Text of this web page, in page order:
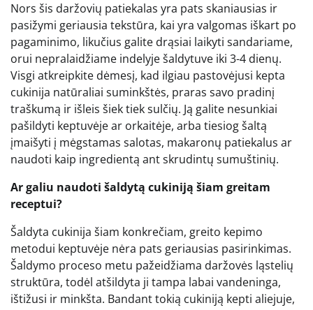
Nors šis daržovių patiekalas yra pats skaniausias ir
pasižymi geriausia tekstūra, kai yra valgomas iškart po
pagaminimo, likučius galite drąsiai laikyti sandariame,
orui nepralaidžiame indelyje šaldytuve iki 3-4 dienų.
Visgi atkreipkite dėmesį, kad ilgiau pastovėjusi kepta
cukinija natūraliai suminkštės, praras savo pradinį
traškumą ir išleis šiek tiek sulčių. Ją galite nesunkiai
pašildyti keptuvėje ar orkaitėje, arba tiesiog šaltą
įmaišyti į mėgstamas salotas, makaronų patiekalus ar
naudoti kaip ingredientą ant skrudintų sumuštinių.
Ar galiu naudoti šaldytą cukiniją šiam greitam
receptui?
Šaldyta cukinija šiam konkrečiam, greito kepimo
metodui keptuvėje nėra pats geriausias pasirinkimas.
Šaldymo proceso metu pažeidžiama daržovės ląstelių
struktūra, todėl atšildyta ji tampa labai vandeninga,
ištižusi ir minkšta. Bandant tokią cukiniją kepti aliejuje,